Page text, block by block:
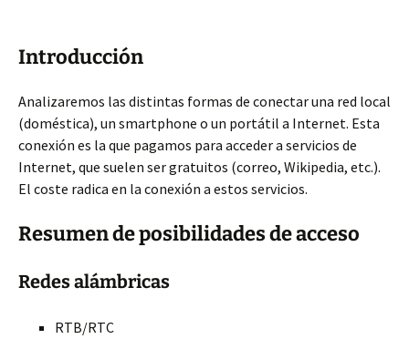
Introducción
Analizaremos las distintas formas de conectar una red local
(doméstica), un smartphone o un portátil a Internet. Esta
conexión es la que pagamos para acceder a servicios de
Internet, que suelen ser gratuitos (correo, Wikipedia, etc.).
El coste radica en la conexión a estos servicios.
Resumen de posibilidades de acceso
Redes alámbricas
RTB/RTC